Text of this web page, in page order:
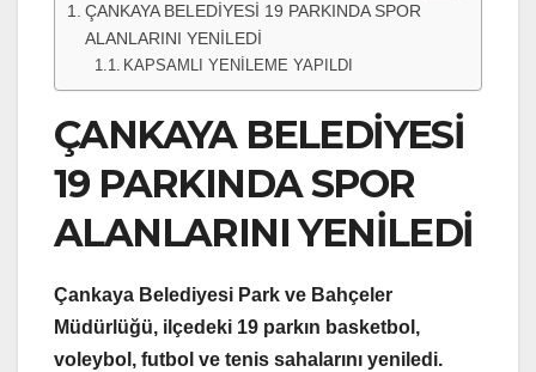
ÇANKAYA BELEDİYESİ 19 PARKINDA SPOR
ALANLARINI YENİLEDİ
KAPSAMLI YENİLEME YAPILDI
ÇANKAYA BELEDİYESİ
19 PARKINDA SPOR
ALANLARINI YENİLEDİ
Çankaya Belediyesi Park ve Bahçeler
Müdürlüğü, ilçedeki 19 parkın basketbol,
voleybol, futbol ve tenis sahalarını yeniledi.